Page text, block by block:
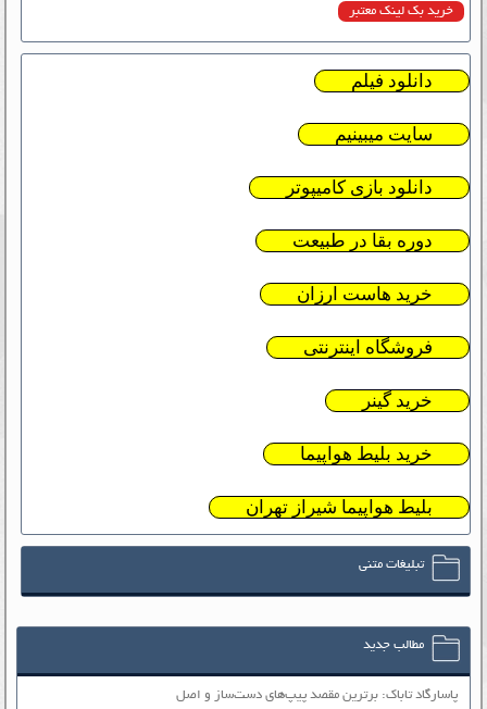
خرید بک لینک معتبر
دانلود فیلم
سایت میبینیم
دانلود بازی کامیپوتر
دوره بقا در طبیعت
خرید هاست ارزان
فروشگاه اینترنتی
خرید گینر
خرید بلیط هواپیما
بلیط هواپیما شیراز تهران
تبلیغات متنی
مطالب جدید
پاسارگاد تاباک: برترین مقصد پیپ‌های دست‌ساز و اصل